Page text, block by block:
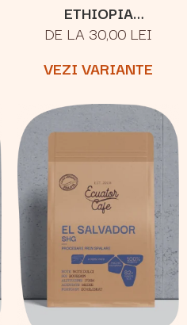
ETHIOPIA
YIRGACHEFFE
KERCHANSHE
DE LA 30,00 LEI
VEZI VARIANTE